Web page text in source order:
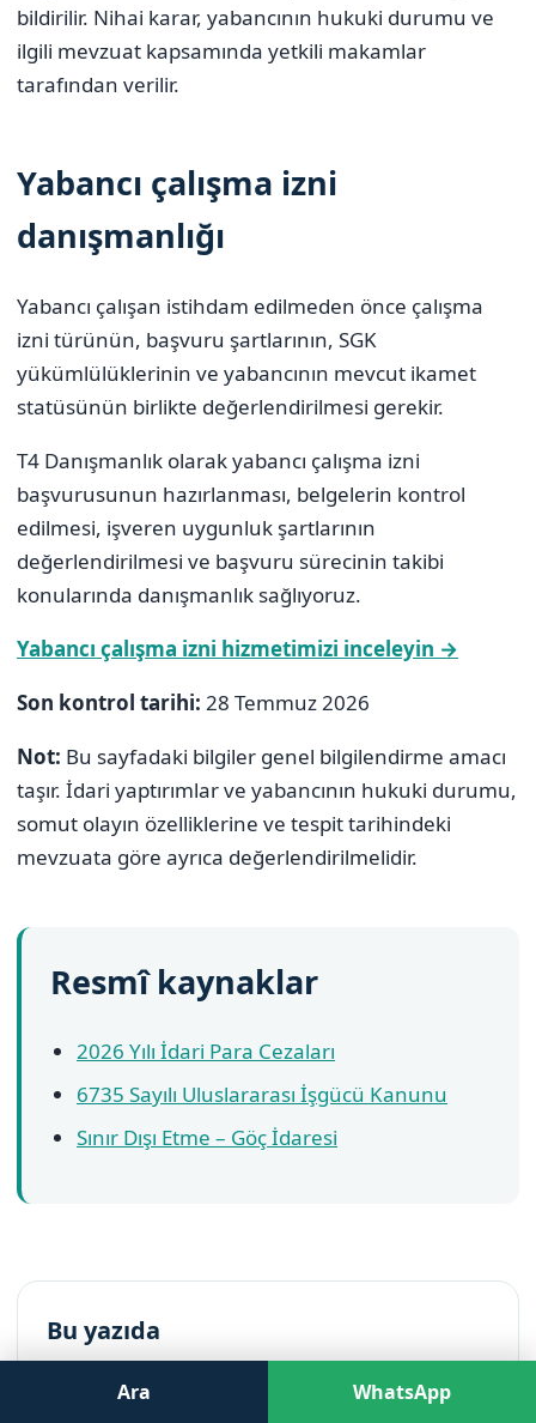
bildirilir. Nihai karar, yabancının hukuki durumu ve
ilgili mevzuat kapsamında yetkili makamlar
tarafından verilir.
Yabancı çalışma izni
danışmanlığı
Yabancı çalışan istihdam edilmeden önce çalışma
izni türünün, başvuru şartlarının, SGK
yükümlülüklerinin ve yabancının mevcut ikamet
statüsünün birlikte değerlendirilmesi gerekir.
T4 Danışmanlık olarak yabancı çalışma izni
başvurusunun hazırlanması, belgelerin kontrol
edilmesi, işveren uygunluk şartlarının
değerlendirilmesi ve başvuru sürecinin takibi
konularında danışmanlık sağlıyoruz.
Yabancı çalışma izni hizmetimizi inceleyin →
Son kontrol tarihi: 28 Temmuz 2026
Not: Bu sayfadaki bilgiler genel bilgilendirme amacı
taşır. İdari yaptırımlar ve yabancının hukuki durumu,
somut olayın özelliklerine ve tespit tarihindeki
mevzuata göre ayrıca değerlendirilmelidir.
Resmî kaynaklar
2026 Yılı İdari Para Cezaları
6735 Sayılı Uluslararası İşgücü Kanunu
Sınır Dışı Etme – Göç İdaresi
Bu yazıda
Ceza işverene mi yoksa yabancı çalışana mı
Ara WhatsApp